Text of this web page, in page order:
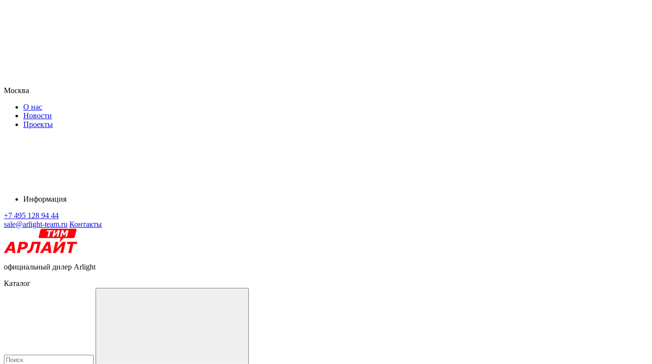
Москва
О нас
Новости
Проекты
Информация
+7 495 128 94 44
sale@arlight-team.ru Контакты
официальный дилер Arlight
Каталог